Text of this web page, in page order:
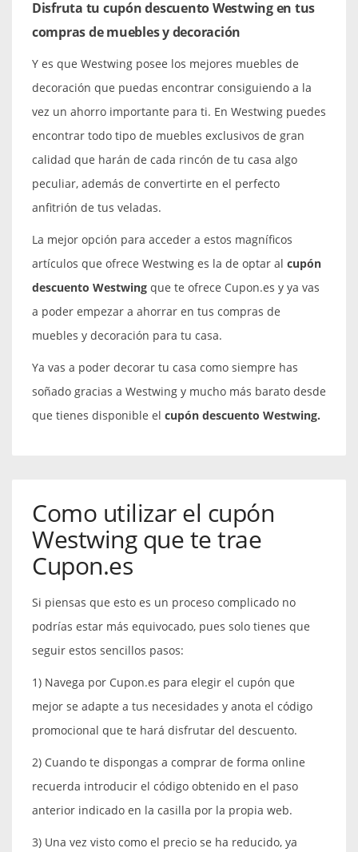
Disfruta tu cupón descuento Westwing en tus
compras de muebles y decoración
Y es que Westwing posee los mejores muebles de
decoración que puedas encontrar consiguiendo a la
vez un ahorro importante para ti. En Westwing puedes
encontrar todo tipo de muebles exclusivos de gran
calidad que harán de cada rincón de tu casa algo
peculiar, además de convertirte en el perfecto
anfitrión de tus veladas.
La mejor opción para acceder a estos magníficos
artículos que ofrece Westwing es la de optar al cupón
descuento Westwing que te ofrece Cupon.es y ya vas
a poder empezar a ahorrar en tus compras de
muebles y decoración para tu casa.
Ya vas a poder decorar tu casa como siempre has
soñado gracias a Westwing y mucho más barato desde
que tienes disponible el cupón descuento Westwing.
Como utilizar el cupón
Westwing que te trae
Cupon.es
Si piensas que esto es un proceso complicado no
podrías estar más equivocado, pues solo tienes que
seguir estos sencillos pasos:
1) Navega por Cupon.es para elegir el cupón que
mejor se adapte a tus necesidades y anota el código
promocional que te hará disfrutar del descuento.
2) Cuando te dispongas a comprar de forma online
recuerda introducir el código obtenido en el paso
anterior indicado en la casilla por la propia web.
3) Una vez visto como el precio se ha reducido, ya